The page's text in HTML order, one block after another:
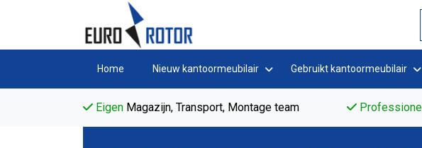
Home Nieuw kantoormeubilair Gebruikt kantoormeubilair
Eigen Magazijn, Transport, Montage team